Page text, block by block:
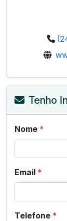
Tenho
Nome *
Email *
Telefone *